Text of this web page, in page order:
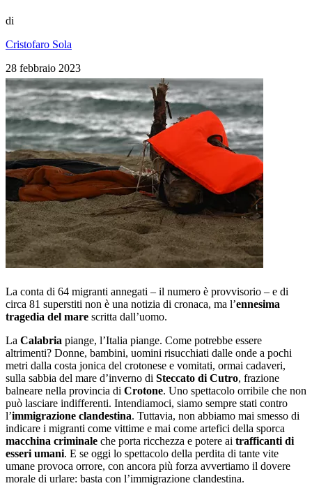
di
Cristofaro Sola
28 febbraio 2023
La conta di 64 migranti annegati – il numero è provvisorio – e di
circa 81 superstiti non è una notizia di cronaca, ma l’ennesima
tragedia del mare scritta dall’uomo.
La Calabria piange, l’Italia piange. Come potrebbe essere
altrimenti? Donne, bambini, uomini risucchiati dalle onde a pochi
metri dalla costa jonica del crotonese e vomitati, ormai cadaveri,
sulla sabbia del mare d’inverno di Steccato di Cutro, frazione
balneare nella provincia di Crotone. Uno spettacolo orribile che non
può lasciare indifferenti. Intendiamoci, siamo sempre stati contro
l’immigrazione clandestina. Tuttavia, non abbiamo mai smesso di
indicare i migranti come vittime e mai come artefici della sporca
macchina criminale che porta ricchezza e potere ai trafficanti di
esseri umani. E se oggi lo spettacolo della perdita di tante vite
umane provoca orrore, con ancora più forza avvertiamo il dovere
morale di urlare: basta con l’immigrazione clandestina.